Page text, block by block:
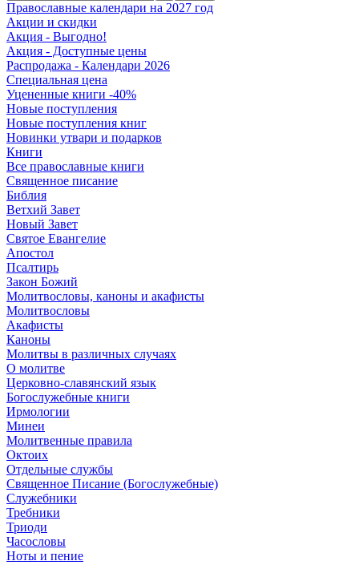
Православные календари на 2027 год
Акции и скидки
Акция - Выгодно!
Акция - Доступные цены
Распродажа - Календари 2026
Специальная цена
Уцененные книги -40%
Новые поступления
Новые поступления книг
Новинки утвари и подарков
Книги
Все православные книги
Священное писание
Библия
Ветхий Завет
Новый Завет
Святое Евангелие
Апостол
Псалтирь
Закон Божий
Молитвословы, каноны и акафисты
Молитвословы
Акафисты
Каноны
Молитвы в различных случаях
О молитве
Церковно-славянский язык
Богослужебные книги
Ирмологии
Минеи
Молитвенные правила
Октоих
Отдельные службы
Священное Писание (Богослужебные)
Служебники
Требники
Триоди
Часословы
Ноты и пение